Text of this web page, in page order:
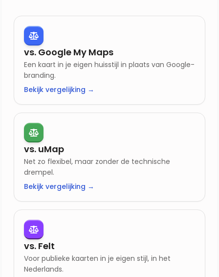
vs. Google My Maps
Een kaart in je eigen huisstijl in plaats van Google-
branding.
Bekijk vergelijking →
vs. uMap
Net zo flexibel, maar zonder de technische
drempel.
Bekijk vergelijking →
vs. Felt
Voor publieke kaarten in je eigen stijl, in het
Nederlands.